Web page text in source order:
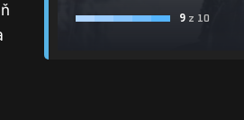
9 z 10